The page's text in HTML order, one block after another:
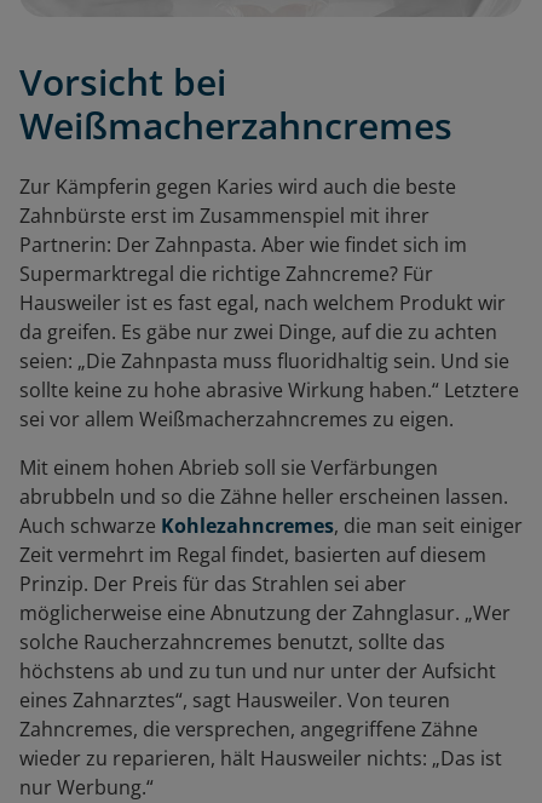
Vorsicht bei
Weißmacherzahncremes
Zur Kämpferin gegen Karies wird auch die beste
Zahnbürste erst im Zusammenspiel mit ihrer
Partnerin: Der Zahnpasta. Aber wie findet sich im
Supermarktregal die richtige Zahncreme? Für
Hausweiler ist es fast egal, nach welchem Produkt wir
da greifen. Es gäbe nur zwei Dinge, auf die zu achten
seien: „Die Zahnpasta muss fluoridhaltig sein. Und sie
sollte keine zu hohe abrasive Wirkung haben.“ Letztere
sei vor allem Weißmacherzahncremes zu eigen.
Mit einem hohen Abrieb soll sie Verfärbungen
abrubbeln und so die Zähne heller erscheinen lassen.
Auch schwarze Kohlezahncremes, die man seit einiger
Zeit vermehrt im Regal findet, basierten auf diesem
Prinzip. Der Preis für das Strahlen sei aber
möglicherweise eine Abnutzung der Zahnglasur. „Wer
solche Raucherzahncremes benutzt, sollte das
höchstens ab und zu tun und nur unter der Aufsicht
eines Zahnarztes“, sagt Hausweiler. Von teuren
Zahncremes, die versprechen, angegriffene Zähne
wieder zu reparieren, hält Hausweiler nichts: „Das ist
nur Werbung.“